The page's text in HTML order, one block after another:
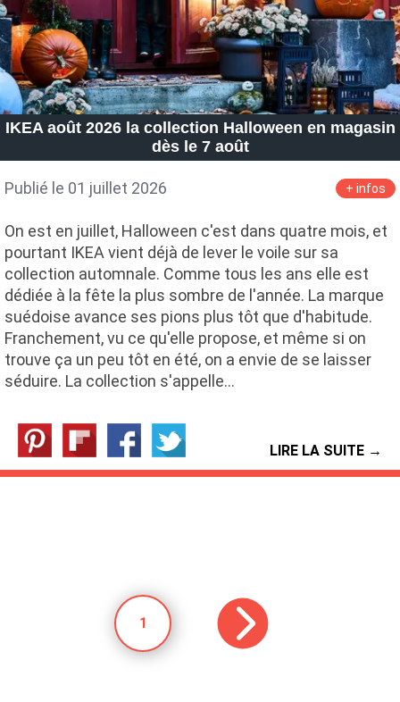
IKEA août 2026 la collection Halloween en magasin
dès le 7 août
Publié le 01 juillet 2026 + infos
On est en juillet, Halloween c'est dans quatre mois, et
pourtant IKEA vient déjà de lever le voile sur sa
collection automnale. Comme tous les ans elle est
dédiée à la fête la plus sombre de l'année. La marque
suédoise avance ses pions plus tôt que d'habitude.
Franchement, vu ce qu'elle propose, et même si on
trouve ça un peu tôt en été, on a envie de se laisser
séduire. La collection s'appelle…
LIRE LA SUITE →
1